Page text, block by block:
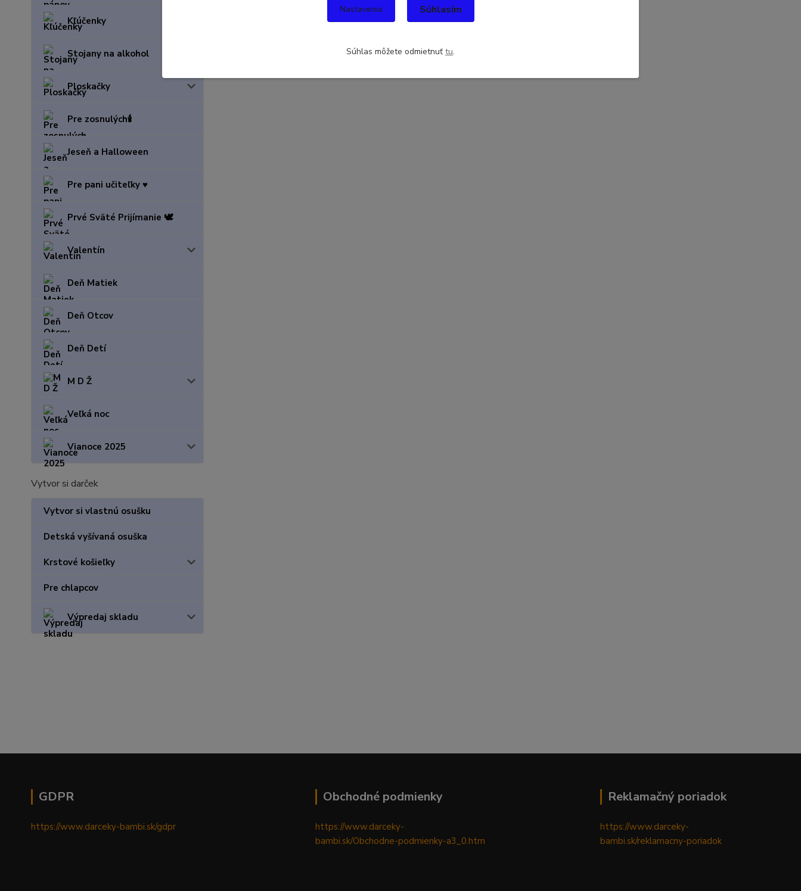
Kľúčenky
Stojany na alkohol
Ploskačky
Pre zosnulých🕯️
Jeseň a Halloween
Pre pani učiteľky ♥️
Prvé Sväté Prijímanie 🕊️
Valentín
Deň Matiek
Deň Otcov
Deň Detí
M D Ž
Veľká noc
Vianoce 2025
Vytvor si darček
Vytvor si vlastnú osušku
Detská vyšívaná osuška
Krstové košieľky
Pre chlapcov
Výpredaj skladu
GDPR
https://www.darceky-bambi.sk/gdpr
Obchodné podmienky
https://www.darceky-
bambi.sk/Obchodne-podmienky-a3_0.htm
Reklamačný poriadok
https://www.darceky-
bambi.sk/reklamacny-poriadok
Nastavenia Súhlasím
Súhlas môžete odmietnuť tu.